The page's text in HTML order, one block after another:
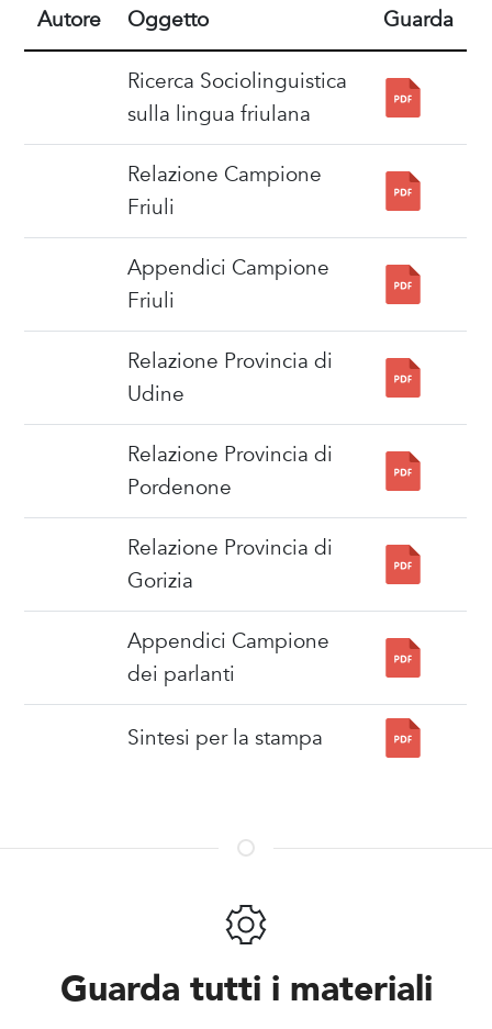
Autore Oggetto Guarda
Ricerca Sociolinguistica
sulla lingua friulana
Relazione Campione
Friuli
Appendici Campione
Friuli
Relazione Provincia di
Udine
Relazione Provincia di
Pordenone
Relazione Provincia di
Gorizia
Appendici Campione
dei parlanti
Sintesi per la stampa
Guarda tutti i materiali